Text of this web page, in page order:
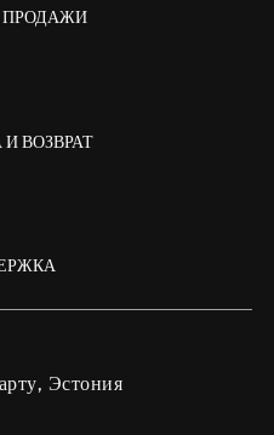
Эстония
ПРОДАЖИ
ВОЗВРАТ